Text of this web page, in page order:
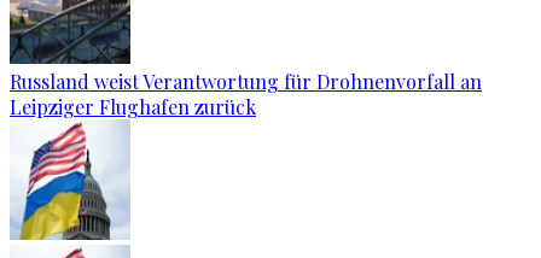
Russland weist Verantwortung für Drohnenvorfall an
Leipziger Flughafen zurück